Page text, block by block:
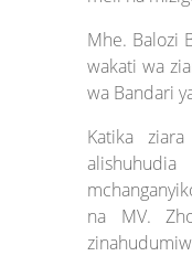
Mhe. Balozi
wakati wa
wa Bandari
Katika
na MV.